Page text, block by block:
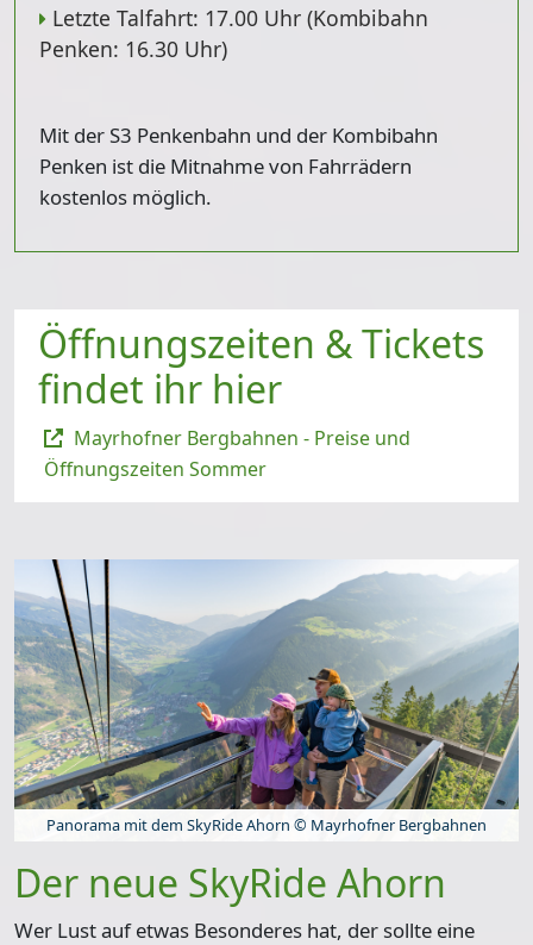
Letzte Talfahrt: 17.00 Uhr (Kombibahn
Penken: 16.30 Uhr)
Mit der S3 Penkenbahn und der Kombibahn
Penken ist die Mitnahme von Fahrrädern
kostenlos möglich.
Öffnungszeiten & Tickets
findet ihr hier
Mayrhofner Bergbahnen - Preise und
Öffnungszeiten Sommer
Panorama mit dem SkyRide Ahorn © Mayrhofner Bergbahnen
Der neue SkyRide Ahorn
Wer Lust auf etwas Besonderes hat, der sollte eine